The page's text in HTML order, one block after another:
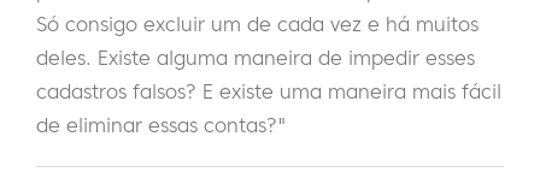
Só consigo excluir um de cada vez e há muitos
deles. Existe alguma maneira de impedir esses
cadastros falsos? E existe uma maneira mais fácil
de eliminar essas contas?"